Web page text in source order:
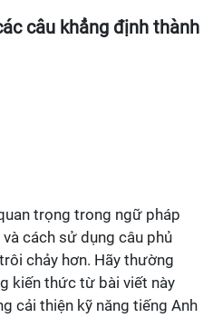
câu khẳng định thành
trọng trong ngữ pháp
cách sử dụng câu phủ
chảy hơn. Hãy thường
kiến thức từ bài viết này
cải thiện kỹ năng tiếng Anh